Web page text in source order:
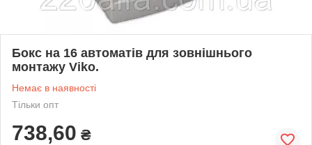
Бокс на 16 автоматів для зовнішнього
монтажу Viko.
Немає в наявності
Тільки опт
738,60 ₴